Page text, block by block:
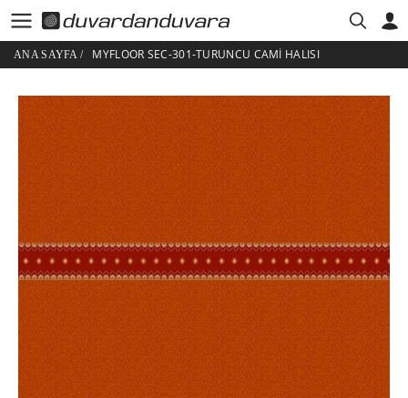
HESABIM ÜYE GIRIŞI
ANA SAYFA / MYFLOOR SEC-301-TURUNCU CAMI HALISI